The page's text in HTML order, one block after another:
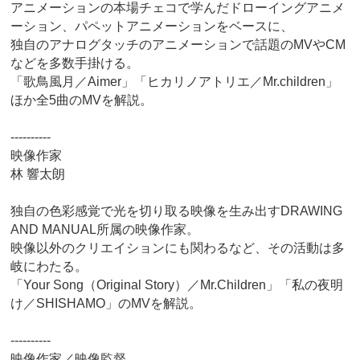
アニメーションの本場チェコで学んだドローイングアニメ
ーション、パペットアニメーションをベースに、
独自のアナログタッチのアニメーションで話題のMVやCM
などを多数手掛ける。
「歌鳥風月／Aimer」「ヒカリノアトリエ／Mr.children」
ほか全5曲のMVを解説。
----------
映像作家
林 響太朗
独自の色彩感覚で光を切り取る映像を生み出すDRAWING
AND MANUAL所属の映像作家。
映像以外のクリエイションにも関わるなど、その活動は多
岐にわたる。
「Your Song（Original Story）／Mr.Children」「私の夜明
け／SHISHAMO」のMVを解説。
----------